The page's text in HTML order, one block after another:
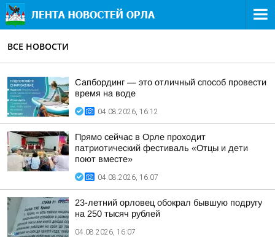
ВСЕ НОВОСТИ
Сапбординг — это отличный способ провести
время на воде
04.08.2026, 16:12
Прямо сейчас в Орле проходит
патриотический фестиваль «Отцы и дети
поют вместе»
04.08.2026, 16:07
23-летний орловец обокрал бывшую подругу
на 250 тысяч рублей
04.08.2026, 16:07